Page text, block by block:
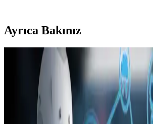
Ayrıca Bakınız
Onkatech TD26 Akıllı Çocuk
ve Teknolojinin En İyi Birleşimi
Onkatech TD26 çocuk takip saati, GPS ve
konum takibi, suya dayanıklılık ve iletişim
güvenliğini sağlar, ebeveynlere iç huzuru